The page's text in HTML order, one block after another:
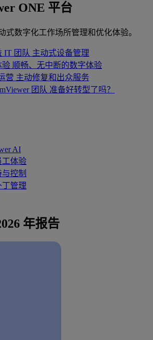
ONE 平台
式数字化工作场所管理和优化体验。
IT 团队 主动式设备管理
验 顺畅、无中断的数字体验
营 主动修复和出众服务
团队 准备好转型了吗？
AI
工体验
控制
丁管理
年报告